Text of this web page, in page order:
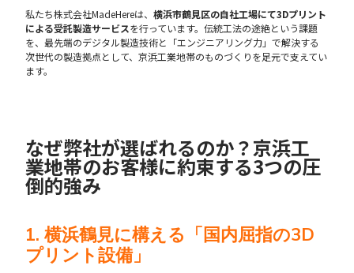
私たち株式会社MadeHereは、横浜市鶴見区の自社工場にて3Dプリント
による受託製造サービスを行っています。伝統工法の途絶という課題
を、最先端のデジタル製造技術と「エンジニアリング力」で解決する
次世代の製造拠点として、京浜工業地帯のものづくりを足元で支えてい
ます。
なぜ弊社が選ばれるのか？京浜工
業地帯のお客様に約束する3つの圧
倒的強み
1. 横浜鶴見に構える「国内屈指の3D
プリント設備」